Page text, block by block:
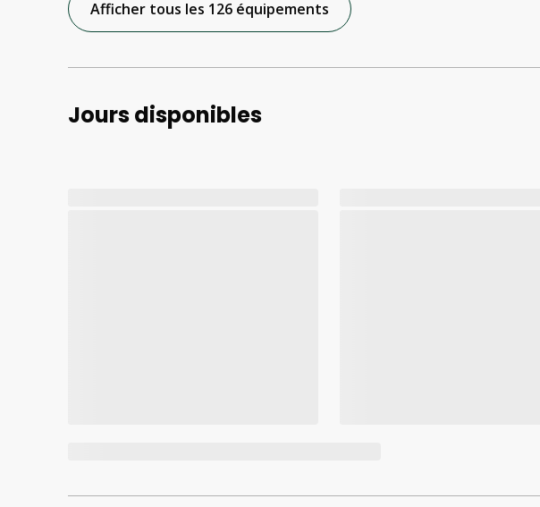
Afficher tous les 126 équipements
Jours disponibles